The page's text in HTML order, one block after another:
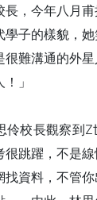
長，今年八月
學子的樣貌，
很難溝通的外
」
伶校長觀察到
很跳躍，不是
找資料，不管